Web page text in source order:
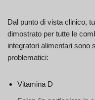
Dal punto di vista clinico,
dimostrato per tutte le
integratori alimentari sono
problematici:
Vitamina D